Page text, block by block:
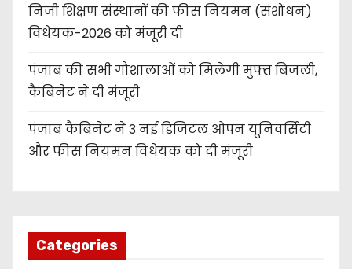
निजी शिक्षण संस्थानों की फीस नियमन (संशोधन)
विधेयक-2026 को मंजूरी दी
पंजाब की सभी गौशालाओं को मिलेगी मुफ्त बिजली,
कैबिनेट ने दी मंजूरी
पंजाब कैबिनेट ने 3 नई डिजिटल ओपन यूनिवर्सिटी
और फीस नियमन विधेयक को दी मंजूरी
Categories